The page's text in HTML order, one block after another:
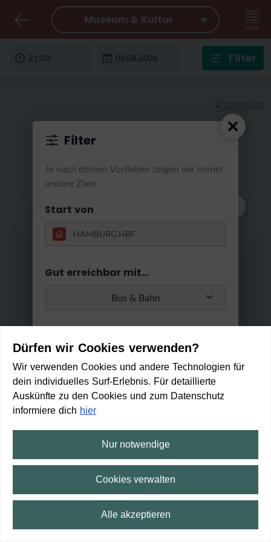
RatterRatter...
morgen früh
Heute ist es zu spät für einen Ausflug
Trotzdem für
Suche für
Museum & Kultur
Liste
Filter
Heimatmuseum Stelle
3 min 15min
Filter
Je nach deinen Vorlieben zeigen wir immer
andere Ziele
Start von
Gut erreichbar mit...
Bus & Bahn
Umstiege
Max. 2 Umstiege
Min. / Max. Reisezeit
Anwenden
Vollbild
Dürfen wir Cookies verwenden?
Wir verwenden Cookies und andere Technologien für
dein individuelles Surf-Erlebnis. Für detaillierte
Auskünfte zu den Cookies und zum Datenschutz
informiere dich hier
Nur notwendige
Cookies verwalten
Alle akzeptieren